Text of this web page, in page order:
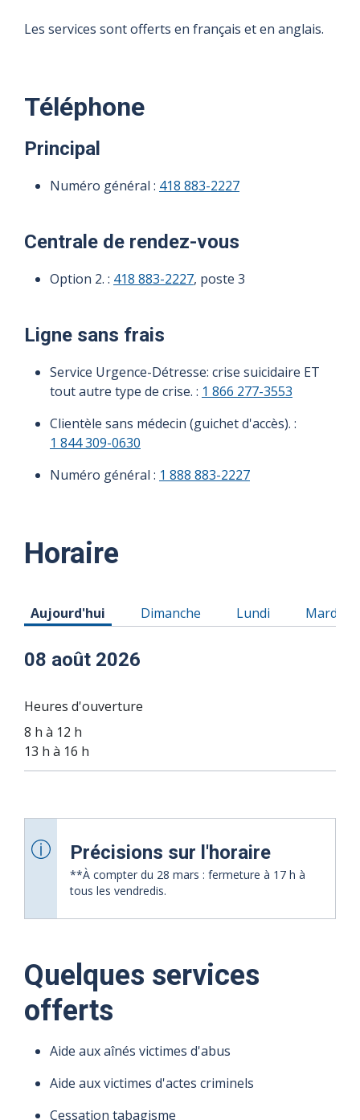
Les services sont offerts en français et en anglais.
Téléphone
Principal
Numéro général : 418 883-2227
Centrale de rendez-vous
Option 2. : 418 883-2227, poste 3
Ligne sans frais
Service Urgence-Détresse: crise suicidaire ET
tout autre type de crise. : 1 866 277-3553
Clientèle sans médecin (guichet d'accès). :
1 844 309-0630
Numéro général : 1 888 883-2227
Horaire
Horaire du Samedi 08 août 2026
Aujourd'hui Horaire du Dimanche 09 août 2026
Dimanche Horaire du Lundi 10
Lundi Horaire
Mardi
08 août 2026
Heures d'ouverture
8 h à 12 h
13 h à 16 h
Précisions sur l'horaire
**À compter du 28 mars : fermeture à 17 h à
tous les vendredis.
09 août
2026
Heures
10 août
2026
Heures
11 août
2026
Heures
12 août
2026
Heures
13 août
2026
Heures
14 août
2026
Heures
Quelques services
offerts
Aide aux aînés victimes d'abus
Aide aux victimes d'actes criminels
Cessation tabagisme